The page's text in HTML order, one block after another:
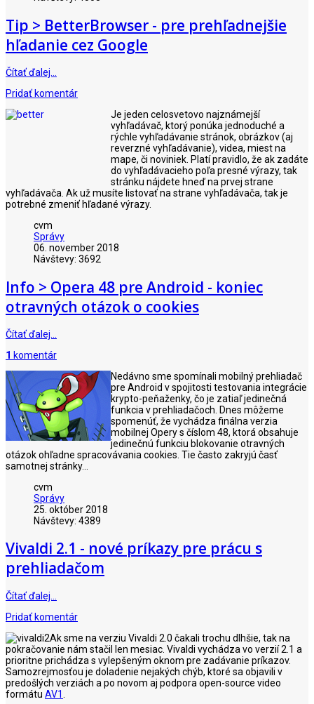
Tip > BetterBrowser - pre prehľadnejšie
hľadanie cez Google
Čítať ďalej…
Pridať komentár
Je jeden celosvetovo najznámejší
vyhľadávač, ktorý ponúka jednoduché a
rýchle vyhľadávanie stránok, obrázkov (aj
reverzné vyhľadávanie), videa, miest na
mape, či noviniek. Platí pravidlo, že ak zadáte
do vyhľadávacieho poľa presné výrazy, tak
stránku nájdete hneď na prvej strane
vyhľadávača. Ak už musíte listovať na strane vyhľadávača, tak je
potrebné zmeniť hľadané výrazy.
cvm
Správy
06. november 2018
Návštevy: 3692
Info > Opera 48 pre Android - koniec
otravných otázok o cookies
Čítať ďalej…
1 komentár
Nedávno sme spomínali mobilný prehliadač
pre Android v spojitosti testovania integrácie
krypto-peňaženky, čo je zatiaľ jedinečná
funkcia v prehliadačoch. Dnes môžeme
spomenúť, že vychádza finálna verzia
mobilnej Opery s číslom 48, ktorá obsahuje
jedinečnú funkciu blokovanie otravných
otázok ohľadne spracovávania cookies. Tie často zakryjú časť
samotnej stránky...
cvm
Správy
25. október 2018
Návštevy: 4389
Vivaldi 2.1 - nové príkazy pre prácu s
prehliadačom
Čítať ďalej…
Pridať komentár
Ak sme na verziu Vivaldi 2.0 čakali trochu dlhšie, tak na
pokračovanie nám stačil len mesiac. Vivaldi vychádza vo verzií 2.1 a
prioritne prichádza s vylepšeným oknom pre zadávanie príkazov.
Samozrejmosťou je doladenie nejakých chýb, ktoré sa objavili v
predošlých verziách a po novom aj podpora open-source video
formátu AV1